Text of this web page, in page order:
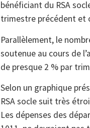
bénéficiant du RSA
trimestre précédent et
Parallèlement, le
soutenue au cours de
de presque 2 % par
Selon un graphique
RSA socle suit très
Les dépenses des